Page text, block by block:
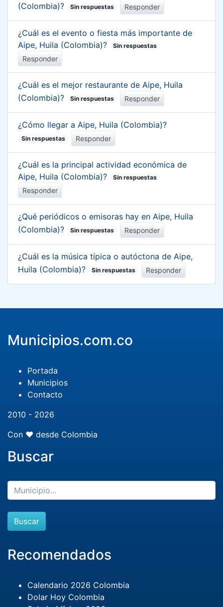
(Colombia)?
Sin respuestas Responder
¿Cuál es el evento o fiesta más importante de
Aipe, Huila (Colombia)?
Sin respuestas
Responder
¿Cuál es el mejor restaurante de Aipe, Huila
(Colombia)?
Sin respuestas Responder
¿Cómo llegar a Aipe, Huila (Colombia)?
Sin respuestas Responder
¿Cuál es la principal actividad económica de
Aipe, Huila (Colombia)?
Sin respuestas
Responder
¿Qué periódicos o emisoras hay en Aipe, Huila
(Colombia)?
Sin respuestas Responder
¿Cuál es la música típica o autóctona de Aipe,
Huila (Colombia)?
Sin respuestas Responder
Municipios.com.co
Portada
Municipios
Contacto
2010 - 2026
Con ❤️ desde Colombia
Buscar
Buscar
Recomendados
Calendario 2026 Colombia
Dolar Hoy Colombia